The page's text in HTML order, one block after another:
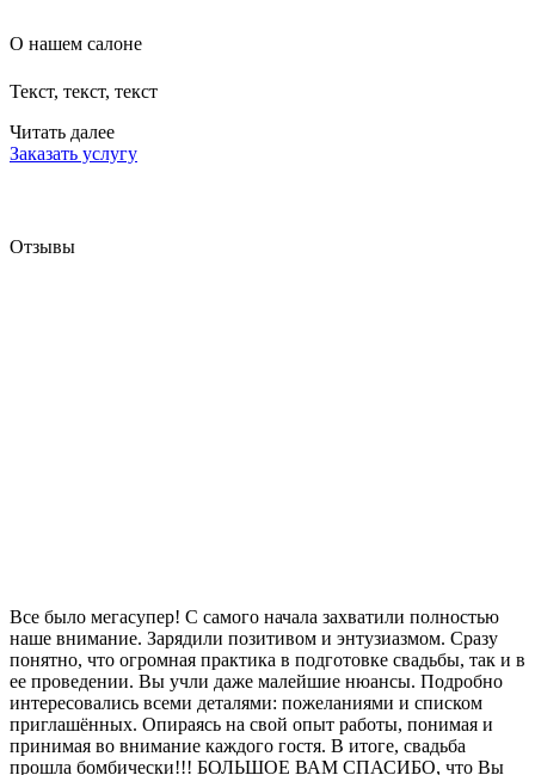
О нашем салоне
Текст, текст, текст
Читать далее
Заказать услугу
Отзывы
Все было мегасупер! С самого начала захватили полностью
наше внимание. Зарядили позитивом и энтузиазмом. Сразу
понятно, что огромная практика в подготовке свадьбы, так и в
ее проведении. Вы учли даже малейшие нюансы. Подробно
интересовались всеми деталями: пожеланиями и списком
приглашённых. Опираясь на свой опыт работы, понимая и
принимая во внимание каждого гостя. В итоге, свадьба
прошла бомбически!!! БОЛЬШОЕ ВАМ СПАСИБО, что Вы